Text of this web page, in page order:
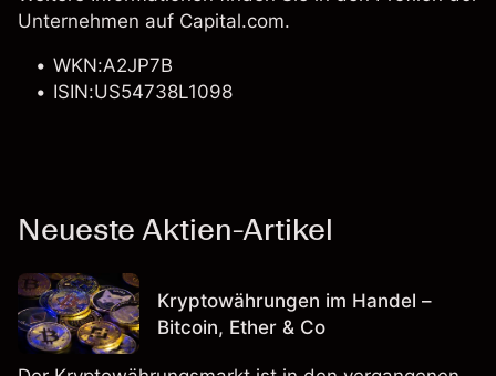
Unternehmen auf Capital.com.
WKN:A2JP7B
ISIN:US54738L1098
Neueste Aktien-Artikel
Kryptowährungen im Handel –
Bitcoin, Ether & Co